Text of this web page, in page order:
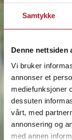
Samtykke
Denne nettsiden
Vi bruker
annonser et
mediefunksjoner
dessuten
vårt, med
annonsering og
med annen